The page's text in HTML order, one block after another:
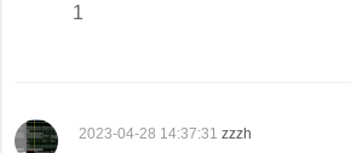
1
2023-04-28 14:37:31 zzzh